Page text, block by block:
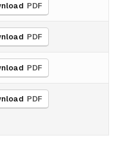
PDF
PDF
PDF
PDF